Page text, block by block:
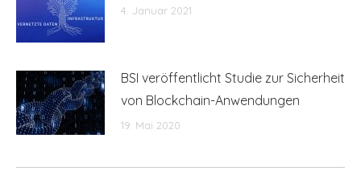
4. Januar 2021
BSI veröffentlicht Studie zur Sicherheit
von Blockchain-Anwendungen
19. Mai 2020